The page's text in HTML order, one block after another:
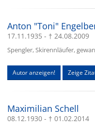
Anton "Toni"
17.11.1935 - † 24.08.2009
Spengler, Skirennläufer,
Autor anzeigen! Zeige
Maximilian Schell
08.12.1930 - † 01.02.2014